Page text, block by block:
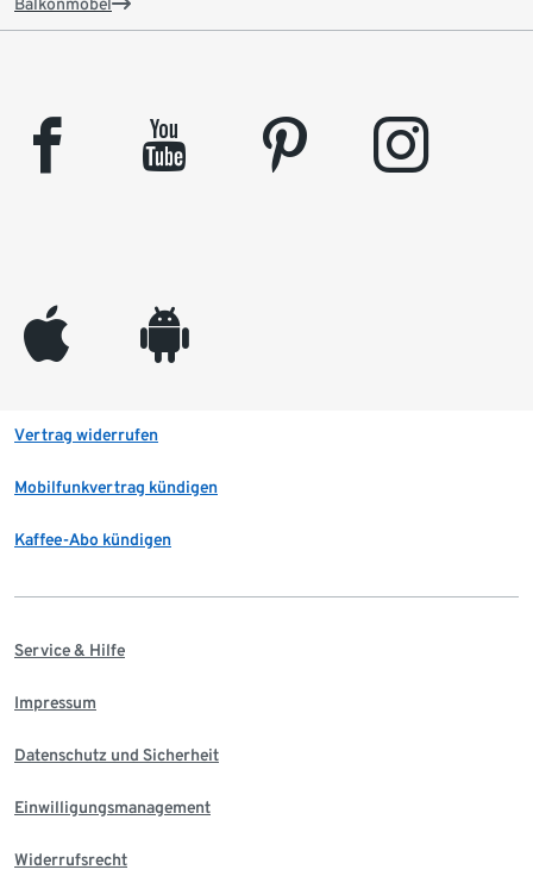
facebook youtube pinterest instagram
appleinc android
Vertrag widerrufen
Mobilfunkvertrag kündigen
Kaffee-Abo kündigen
Service & Hilfe
Impressum
Datenschutz und Sicherheit
Einwilligungsmanagement
Widerrufsrecht